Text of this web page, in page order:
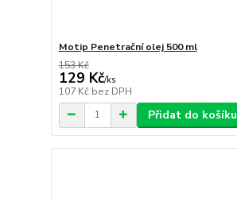
Motip Penetrační olej 500 ml
153 Kč
129 Kč/ks
107 Kč bez DPH
Přidat do košíku